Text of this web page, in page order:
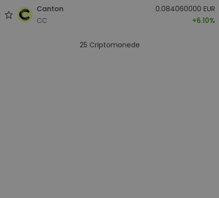
Canton
CC
0.084060000 EUR
+6.10%
25 Criptomonede